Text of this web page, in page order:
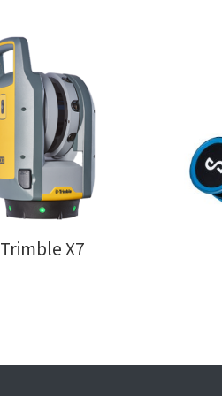
Trimble X7